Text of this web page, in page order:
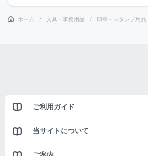
ホーム 文具・事務用品 印章・スタンプ用品
ご利用ガイド
当サイトについて